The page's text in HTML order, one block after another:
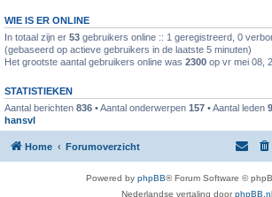
WIE IS ER ONLINE
In totaal zijn er 53 gebruikers online :: 1 geregistreerd, 0
(gebaseerd op actieve gebruikers in de laatste 5 minuten)
Het grootste aantal gebruikers online was 2300 op vr mei 08,
STATISTIEKEN
Aantal berichten 836 • Aantal onderwerpen 157 • Aantal leden
hansvl
Home Forumoverzicht
Powered by phpBB® Forum Software ©
Nederlandse vertaling doorphpBB.nl